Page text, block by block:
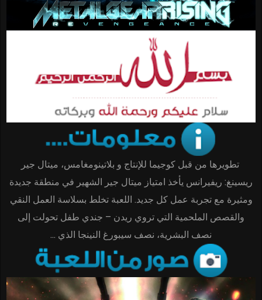
تطويرها من قبل كوجيما للإنتاج و بلاتينومغامس، ميتال جير
ريسينغ: ريفيرانس يأخذ امتياز ميتال جير الشهير في منطقة جديدة
ومثيرة مع تجربة عمل كل جديد. اللعبة تخلط بسلاسة العمل النقي
والقصص الملحمية التي تروي ريدن – جندي طفل تحولت إلى
نصف البشرية، نصف سيبورغ النينجا الذي …